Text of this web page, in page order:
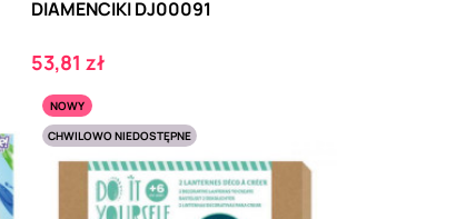
DIAMENCIKI DJ00091
Cena
53,81 zł
NOWY
CHWILOWO NIEDOSTĘPNE